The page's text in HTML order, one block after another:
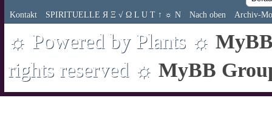
Kontakt SPIRITUELLE Я Ξ √ Ω L U T ↑ ☼ N Nach oben Archiv-
☼ Powered by Plants ☼
rights reserved ☼ MyBB